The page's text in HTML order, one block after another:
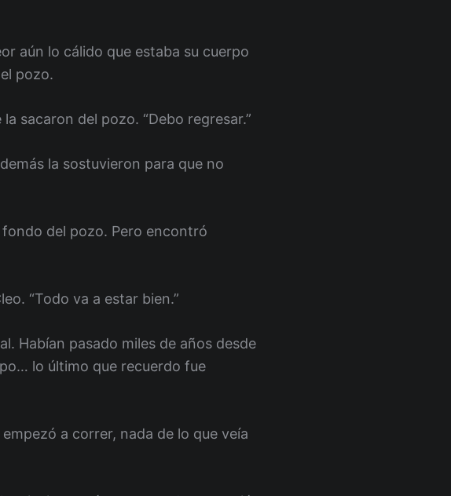
aún lo cálido que estaba su cuerpo
pozo.
sacaron del pozo. “Debo regresar.”
la sostuvieron para que no
fondo del pozo. Pero encontró
“Todo va a estar bien.”
Habían pasado miles de años desde
lo último que recuerdo fue
a correr, nada de lo que veía